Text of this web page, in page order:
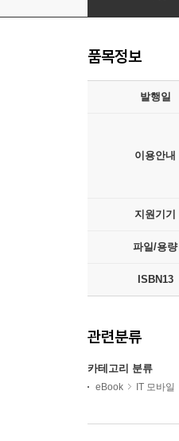
품목정보
발행일
이용안내
지원기기
파일/용량
ISBN13
관련분류
카테고리 분류
eBook IT 모바일